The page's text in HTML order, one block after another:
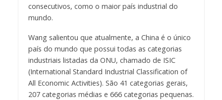
consecutivos, como o maior país industrial do
mundo.
Wang salientou que atualmente, a China é o único
país do mundo que possui todas as categorias
industriais listadas da ONU, chamado de ISIC
(International Standard Industrial Classification of
All Economic Activities). São 41 categorias gerais,
207 categorias médias e 666 categorias pequenas.